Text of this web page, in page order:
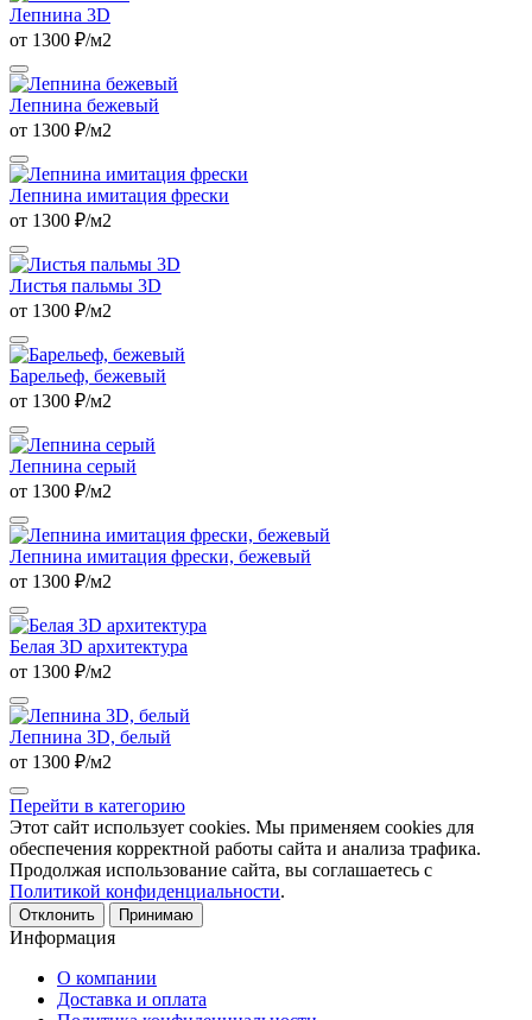
Лепнина 3D
от 1300 ₽/м2
Лепнина бежевый
от 1300 ₽/м2
Лепнина имитация фрески
от 1300 ₽/м2
Листья пальмы 3D
от 1300 ₽/м2
Барельеф, бежевый
от 1300 ₽/м2
Лепнина серый
от 1300 ₽/м2
Лепнина имитация фрески, бежевый
от 1300 ₽/м2
Белая 3D архитектура
от 1300 ₽/м2
Лепнина 3D, белый
от 1300 ₽/м2
Перейти в категорию
Этот сайт использует cookies. Мы применяем cookies для
обеспечения корректной работы сайта и анализа трафика.
Продолжая использование сайта, вы соглашаетесь с
Политикой конфиденциальности.
Отклонить Принимаю
Информация
О компании
Доставка и оплата